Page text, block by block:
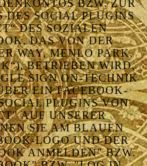
BZW. ZUR
DES SOCIAL PLUGINS
DES SOZIALEN
DAS VON DER
WAY, MENLO PARK,
BETRIEBEN WIRD,
SIGN ON-TECHNIK
EIN FACEBOOK-
PLUGINS VON
AUF UNSERER
SIE AM BLAUEN
LOGO UND DER
ANMELDEN" BZW.